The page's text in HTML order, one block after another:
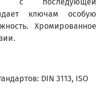
ключам особую
Хромированное
DIN 3113, ISO